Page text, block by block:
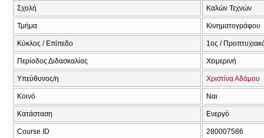
Σχολή Καλών Τεχνών
Τμήμα Κινηματογράφου
Κύκλος / Επίπεδο 1ος /
Περίοδος Διδασκαλίας Χειμερινή
Υπεύθυνος/η Χριστίνα Αδάμου
Κοινό Ναι
Κατάσταση Ενεργό
Course ID 280007586